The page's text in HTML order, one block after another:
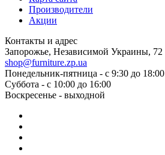
Производители
Акции
Контакты и адрес
Запорожье, Независимой Украины, 72
shop@furniture.zp.ua
Понедельник-пятница - с 9:30 до 18:00
Суббота - с 10:00 до 16:00
Воскресенье - выходной